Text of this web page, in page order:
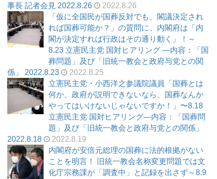
事長 記者会見 2022.8.26
2022.8.26
「仮に全国民が国葬反対でも、閣議決定され
れば国葬可能か？」の質問に、内閣府は「内
閣が決定すれば行政はその通り動く」！～
8.23 立憲民主党 国対ヒアリング ―内容：「国
葬問題」及び「旧統一教会と政府与党との関
係」 2022.8.23
2022.8.25
立憲民主党・小西洋之参議院議員「国葬とは
何か、政府が説明できないなら、国葬なんか
やってはいけないじゃないですか！」〜8.18
立憲民主党 国対ヒアリング―内容：「国葬問
題」及び「旧統一教会と政府与党との関係」
2022.8.18
2022.8.19
内閣府が安倍元総理の国葬に法的根拠がない
ことを明言！ 旧統一教会名称変更問題では文
化庁宗務課が「調査中」と記録を出さず～8.9